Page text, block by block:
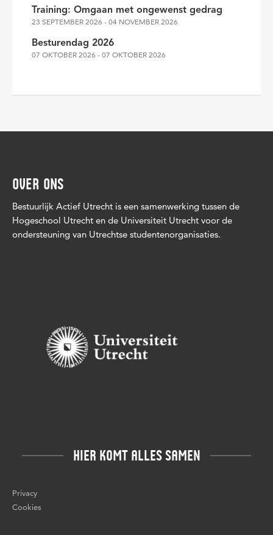
Training: Omgaan met ongewenst gedrag
23 SEPTEMBER 2026 - 04 NOVEMBER 2026
Besturendag 2026
07 OKTOBER 2026 - 07 OKTOBER 2026
OVER ONS
Bestuurlijk Actief Utrecht is een samenwerking tussen de
Hogeschool Utrecht en de Universiteit Utrecht voor de
ondersteuning van Utrechtse studentenorganisaties.
HIER KOMT ALLES SAMEN
Privacy
Cookies